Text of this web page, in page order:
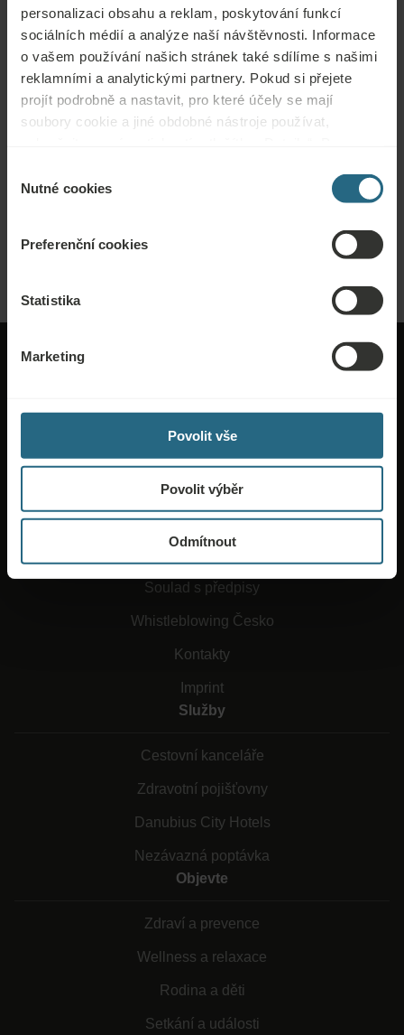
personalizaci obsahu a reklam, poskytování funkcí
sociálních médií a analýze naší návštěvnosti. Informace
o vašem používání našich stránek také sdílíme s našimi
reklamními a analytickými partnery. Pokud si přejete
projít podrobně a nastavit, pro které účely se mají
soubory cookie a jiné obdobné nástroje používat,
„Povolit vše“.
souhlasu
Nutné cookies
Preferenční cookies
Statistika
Marketing
Povolit vše
Povolit výběr
Odmítnout
Naše nejlepší nabídky si můžete rezervovat zde. Pokud se chcete připojit k
našemu věrnostnímu programu a získat další slevy, výhody nebo chcete jen
dostávat aktuální informace o všech novinkách, klikněte zde.
REZERVOVAT NYNÍ
Zašlete nám svou poptávku, abychom pro vás mohli připravit nejlepší
O Ensaně
Obchodní podmínky
Práce a kariéra
Soulad s předpisy
Whistleblowing Česko
Kontakty
Imprint
Služby
Cestovní kanceláře
Zdravotní pojišťovny
Danubius City Hotels
Nezávazná poptávka
Objevte
Zdraví a prevence
Wellness a relaxace
Rodina a děti
Setkání a události